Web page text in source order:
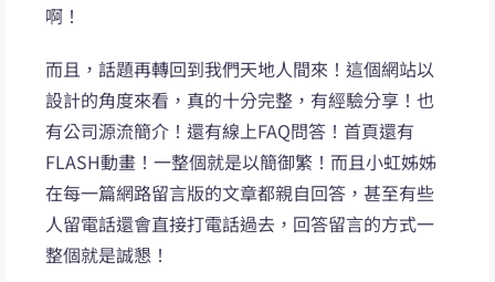
啊！
而且，話題再轉回到我們天地人間來！這個網站以
設計的角度來看，真的十分完整，有經驗分享！也
有公司源流簡介！還有線上FAQ問答！首頁還有
FLASH動畫！一整個就是以簡御繁！而且小虹姊姊
在每一篇網路留言版的文章都親自回答，甚至有些
人留電話還會直接打電話過去，回答留言的方式一
整個就是誠懇！